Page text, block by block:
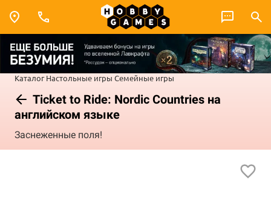
Каталог Настольные игры Семейные игры
Ticket to Ride: Nordic Countries на
английском языке
Заснеженные поля!